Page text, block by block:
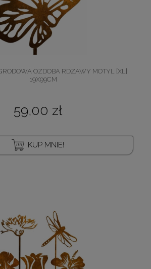
OZDOBA RDZAWY MOTYL [XL]
19X99CM
59,00 zł
KUP MNIE!